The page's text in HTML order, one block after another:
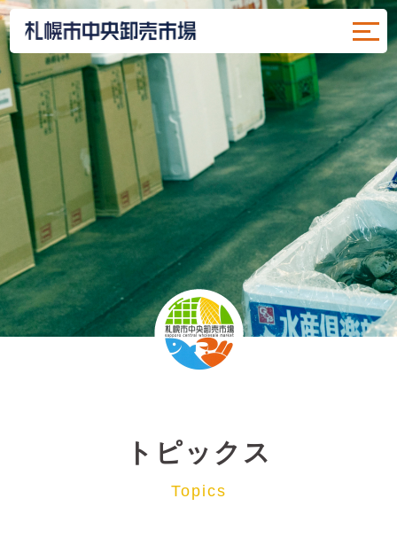
トピックス
Topics